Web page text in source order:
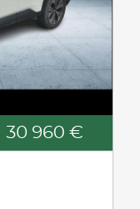
30 960 €